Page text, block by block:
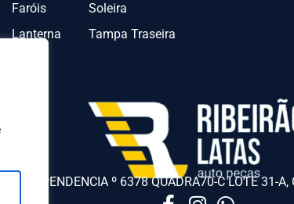
Faróis
Lanterna
Soleira
Tampa Traseira
AV INDEPENDENCIA º 6378 QUADRA70-C LOTE 31-